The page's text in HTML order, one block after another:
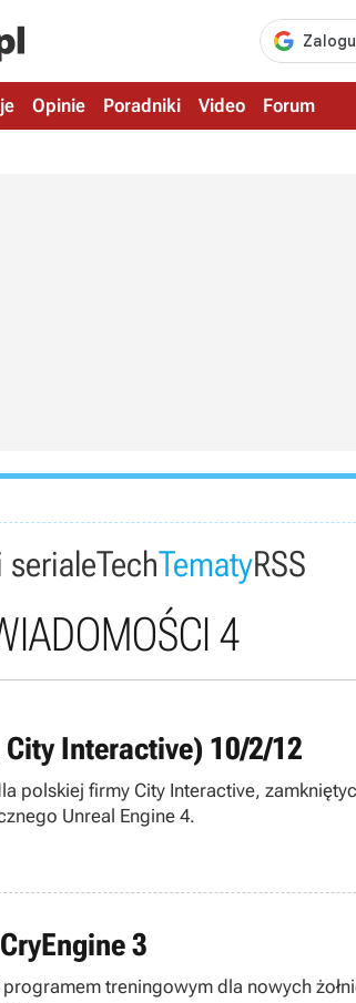
Opinie Poradniki Video Forum
serialeTechTematyRSS
4
Interactive) 10/2/12
polskiej firmy City Interactive,
Unreal Engine 4.
3
treningowym dla nowych